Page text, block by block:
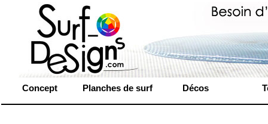
Concept Planches de surf Décos